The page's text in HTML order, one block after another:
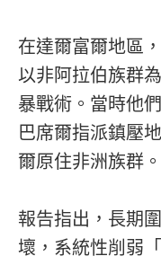
在達爾富爾地區
以非阿拉伯族群
暴戰術。當時他
巴席爾指派鎮壓
爾原住非洲族群。
報告指出，長期
壞，系統性削弱